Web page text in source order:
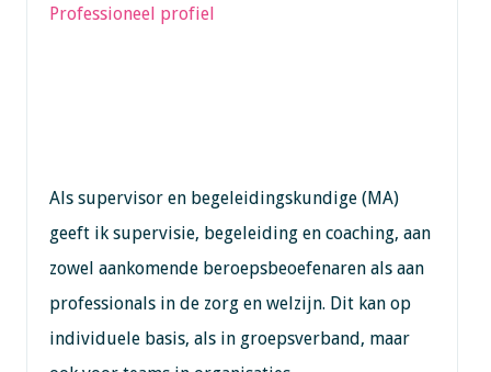
Professioneel profiel
Als supervisor en begeleidingskundige (MA)
geeft ik supervisie, begeleiding en coaching, aan
zowel aankomende beroepsbeoefenaren als aan
professionals in de zorg en welzijn. Dit kan op
individuele basis, als in groepsverband, maar